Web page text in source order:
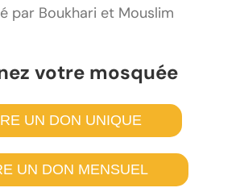
par Boukhari et Mouslim
votre mosquée
UN DON UNIQUE
UN DON MENSUEL